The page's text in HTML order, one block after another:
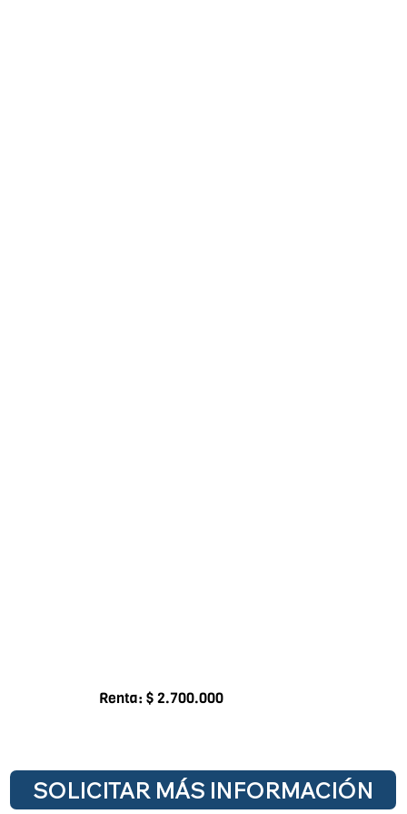
Renta: $ 2.700.000
SOLICITAR MÁS INFORMACIÓN